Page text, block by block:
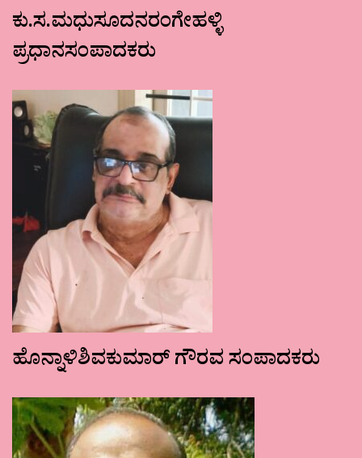
ಕು.ಸ.ಮಧುಸೂದನರಂಗೇಹಳ್ಳಿ
ಪ್ರಧಾನಸಂಪಾದಕರು
ಹೊನ್ನಾಳಿಶಿವಕುಮಾರ್ ಗೌರವ ಸಂಪಾದಕರು